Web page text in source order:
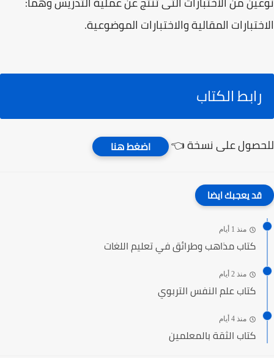
الاختبارات المقالية والاختبارات الموضوعية.
رابط الكتاب
للحصول على نسخة 👈 اضغط هنا
قد يعجبك ايضا
منذ 1 أيام
كتاب مذاهب وطرائق في تعليم اللغات
منذ 2 أيام
كتاب علم النفس التربوي
منذ 4 أيام
كتاب الثقة بالمعلمين